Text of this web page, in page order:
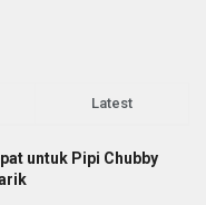
Latest
untuk Pipi Chubby